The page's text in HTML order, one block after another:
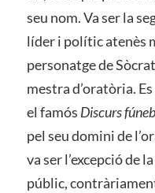
seu nom. Va ser la
líder i polític atenès
personatge de
mestra d’oratòria.
el famós Discurs
pel seu domini de
va ser l’excepció de
públic,